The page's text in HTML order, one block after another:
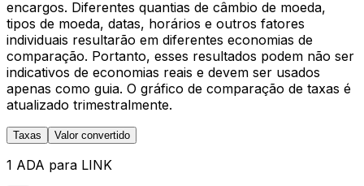
encargos. Diferentes quantias de câmbio de moeda,
tipos de moeda, datas, horários e outros fatores
individuais resultarão em diferentes economias de
comparação. Portanto, esses resultados podem não ser
indicativos de economias reais e devem ser usados
apenas como guia. O gráfico de comparação de taxas é
atualizado trimestralmente.
Taxas Valor convertido
1 ADA para LINK